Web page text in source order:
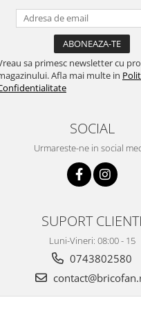
si Camping
piese butelii de
& butelii
& cabluri electrice
pentru plante
sa primesc newsletter cu
Afla mai multe in
SOCIAL
Urmareste-ne in social
SUPORT CLIENTI
Luni-Vineri: 08:00 - 15
0743802580